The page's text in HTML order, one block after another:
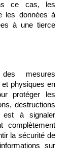
ce cas, les
les données à
à une tierce
mesures
et physiques en
protéger les
destructions
est à signaler
complètement
la sécurité de
sur